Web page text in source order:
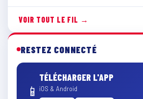
VOIR TOUT LE FIL →
RESTEZ CONNECTÉ
📱
TÉLÉCHARGER L'APP
iOS & Android